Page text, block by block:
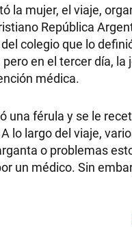
la mujer, el viaje,
República
colegio que lo
en el tercer día,
médica.
una férula y se le
lo largo del viaje,
o problemas
un médico. Sin